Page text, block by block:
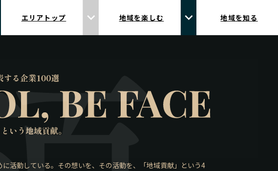
エリアトップ 地域を楽しむ 地域を知る
活動している。その想いを、その活動を、「地域貢献」という4